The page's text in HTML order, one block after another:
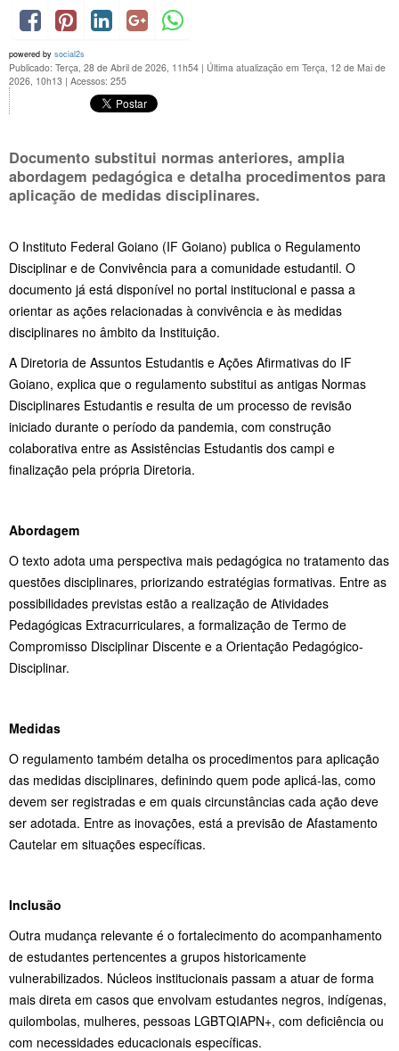
powered by social2s
Publicado: Terça, 28 de Abril de 2026, 11h54 | Última atualização em Terça, 12 de Mai de
2026, 10h13 | Acessos: 255
Documento substitui normas anteriores, amplia
abordagem pedagógica e detalha procedimentos para
aplicação de medidas disciplinares.
O Instituto Federal Goiano (IF Goiano) publica o Regulamento
Disciplinar e de Convivência para a comunidade estudantil. O
documento já está disponível no portal institucional e passa a
orientar as ações relacionadas à convivência e às medidas
disciplinares no âmbito da Instituição.
A Diretoria de Assuntos Estudantis e Ações Afirmativas do IF
Goiano, explica que o regulamento substitui as antigas Normas
Disciplinares Estudantis e resulta de um processo de revisão
iniciado durante o período da pandemia, com construção
colaborativa entre as Assistências Estudantis dos campi e
finalização pela própria Diretoria.
Abordagem
O texto adota uma perspectiva mais pedagógica no tratamento das
questões disciplinares, priorizando estratégias formativas. Entre as
possibilidades previstas estão a realização de Atividades
Pedagógicas Extracurriculares, a formalização de Termo de
Compromisso Disciplinar Discente e a Orientação Pedagógico-
Disciplinar.
Medidas
O regulamento também detalha os procedimentos para aplicação
das medidas disciplinares, definindo quem pode aplicá-las, como
devem ser registradas e em quais circunstâncias cada ação deve
ser adotada. Entre as inovações, está a previsão de Afastamento
Cautelar em situações específicas.
Inclusão
Outra mudança relevante é o fortalecimento do acompanhamento
de estudantes pertencentes a grupos historicamente
vulnerabilizados. Núcleos institucionais passam a atuar de forma
mais direta em casos que envolvam estudantes negros, indígenas,
quilombolas, mulheres, pessoas LGBTQIAPN+, com deficiência ou
com necessidades educacionais específicas.